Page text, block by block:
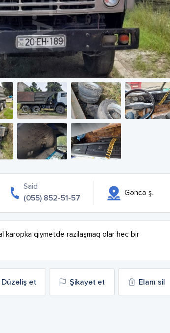
Said
(055) 852-51-57
Gəncə ş.
karopka qiymetde razilaşmaq olar hec bir
Düzəliş et Şikayət et Elanı sil